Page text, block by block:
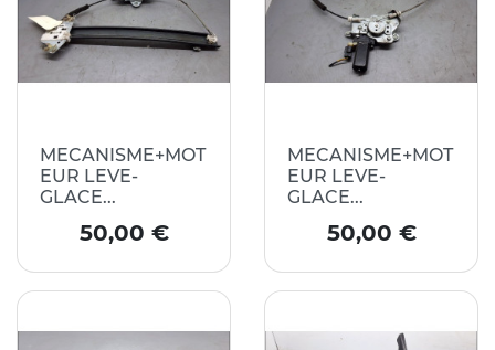
MECANISME+MOT
EUR LEVE-
GLACE...
Prix
50,00 €
MECANISME+MOT
EUR LEVE-
GLACE...
Prix
50,00 €